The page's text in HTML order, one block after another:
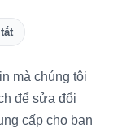
mà chúng tôi
để sửa đổi
cấp cho bạn